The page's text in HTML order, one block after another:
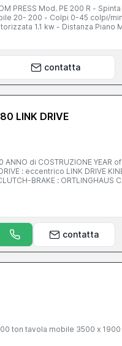
120mm-
1.1 kw - Distanza Piano
PREMILAMIERA, BARRIERE
CONDIZIONI. NB.
contatta
LINK DRIVE
: eccentrico LINK DRIVE
x 2200 mm
1900 PESO MASSIMO DELLA PRESSA
KG approx.
contatta